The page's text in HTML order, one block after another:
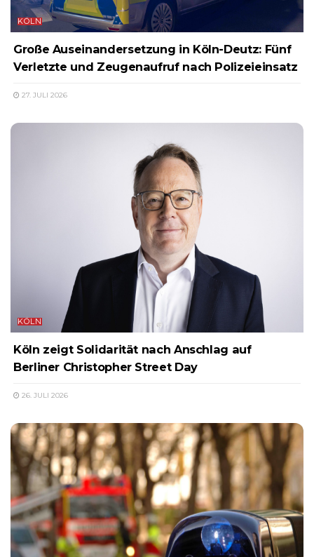
KÖLN
Große Auseinandersetzung in Köln-Deutz: Fünf
Verletzte und Zeugenaufruf nach Polizeieinsatz
27. JULI 2026
KÖLN
Köln zeigt Solidarität nach Anschlag auf
Berliner Christopher Street Day
26. JULI 2026